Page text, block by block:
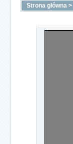
Strona główna >